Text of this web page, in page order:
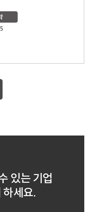
있는 기업
하세요.